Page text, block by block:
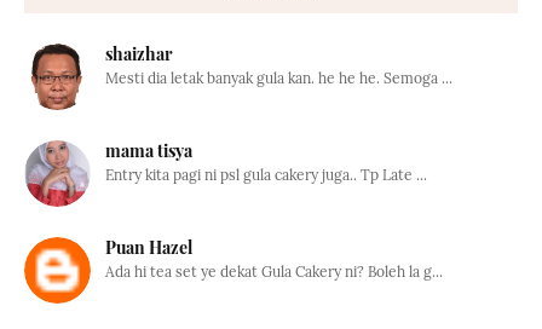
shaizhar
Mesti dia letak banyak gula kan. he he he. Semoga ...
mama tisya
Entry kita pagi ni psl gula cakery juga.. Tp Late ...
Puan Hazel
Ada hi tea set ye dekat Gula Cakery ni? Boleh la g...